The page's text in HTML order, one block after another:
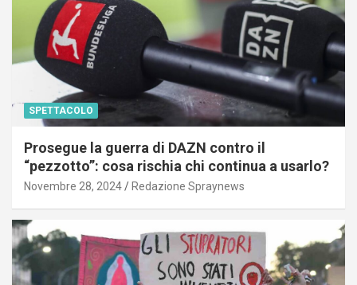
SPETTACOLO
Prosegue la guerra di DAZN contro il
“pezzotto”: cosa rischia chi continua a usarlo?
Novembre 28, 2024 Redazione Spraynews